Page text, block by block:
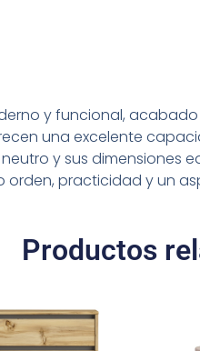
y funcional,
una excelente
y sus dimensiones
practicidad y un
Productos